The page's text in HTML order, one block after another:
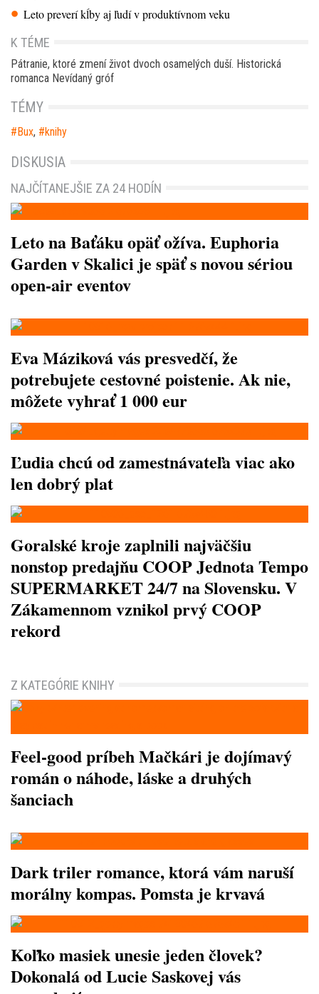
Leto preverí kĺby aj ľudí v produktívnom veku
K TÉME
Pátranie, ktoré zmení život dvoch osamelých duší. Historická
romanca Nevídaný gróf
TÉMY
Bux, knihy
DISKUSIA
NAJČÍTANEJŠIE ZA 24 HODÍN
Leto na Baťáku opäť ožíva. Euphoria
Garden v Skalici je späť s novou sériou
open-air eventov
Eva Máziková vás presvedčí, že
potrebujete cestovné poistenie. Ak nie,
môžete vyhrať 1 000 eur
Ľudia chcú od zamestnávateľa viac ako
len dobrý plat
Goralské kroje zaplnili najväčšiu
nonstop predajňu COOP Jednota Tempo
SUPERMARKET 24/7 na Slovensku. V
Zákamennom vznikol prvý COOP
rekord
Z KATEGÓRIE KNIHY
Feel-good príbeh Mačkári je dojímavý
román o náhode, láske a druhých
šanciach
Dark triler romance, ktorá vám naruší
morálny kompas. Pomsta je krvavá
Koľko masiek unesie jeden človek?
Dokonalá od Lucie Saskovej vás